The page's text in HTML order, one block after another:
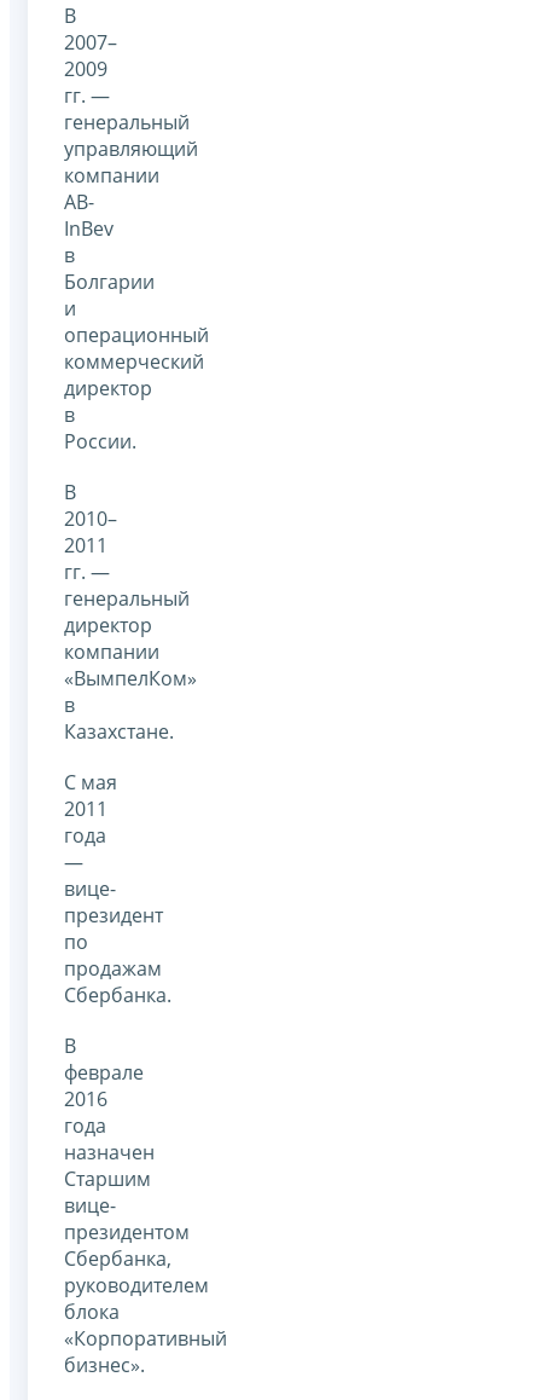
В
2007–
2009
гг. —
генеральный
управляющий
компании
AB-
InBev
в
Болгарии
и
операционный
коммерческий
директор
в
России.
В
2010–
2011
гг. —
генеральный
директор
компании
«ВымпелКом»
в
Казахстане.
С мая
2011
года
—
вице-
президент
по
продажам
Сбербанка.
В
феврале
2016
года
назначен
Старшим
вице-
президентом
Сбербанка,
руководителем
блока
«Корпоративный
бизнес».